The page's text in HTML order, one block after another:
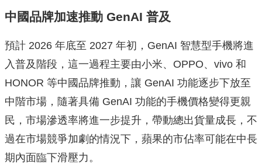
中國品牌加速推動 GenAI 普及
預計 2026 年底至 2027 年初，GenAI 智慧型手機將進
入普及階段，這一過程主要由小米、OPPO、vivo 和
HONOR 等中國品牌推動，讓 GenAI 功能逐步下放至
中階市場，隨著具備 GenAI 功能的手機價格變得更親
民，市場滲透率將進一步提升，帶動總出貨量成長，不
過在市場競爭加劇的情況下，蘋果的市佔率可能在中長
期內面臨下滑壓力。